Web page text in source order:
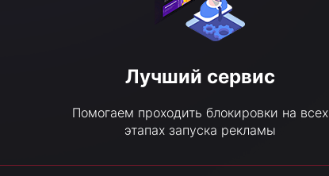
Лучший сервис
Помогаем проходить блокировки на всех
этапах запуска рекламы